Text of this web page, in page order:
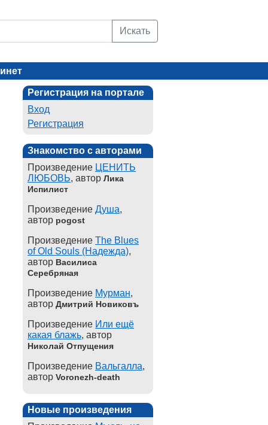
Искать
Регистрация на портале
Вход
Регистрация
Знакомство с авторами
Произведение ЦЕНИТЬ
ЛЮБОВЬ, автор Лика
Испилист
Произведение Душа,
автор pogost
Произведение The Blues
of Old Souls (Надежда),
автор Василиса
Серебряная
Произведение Мурман,
автор Дмитрий Новиковъ
Произведение Или ещё
какая блажь, автор
Николай Отпущения
Произведение Вальгалла,
автор Voronezh-death
Новые произведения